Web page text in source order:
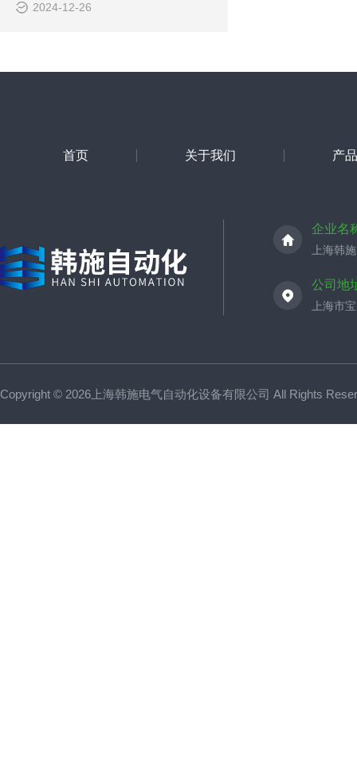
2024-12-26
首页 关于我们 产
企业名
上海韩
公司地
上海市
Copyright © 2026上海韩施电气自动化设备有限公司 All Rights